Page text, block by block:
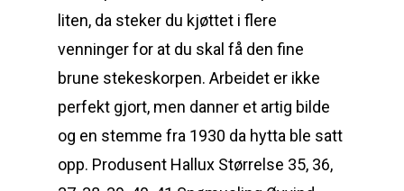
liten, da steker du kjøttet i flere
venninger for at du skal få den fine
brune stekeskorpen. Arbeidet er ikke
perfekt gjort, men danner et artig bilde
og en stemme fra 1930 da hytta ble satt
opp. Produsent Hallux Størrelse 35, 36,